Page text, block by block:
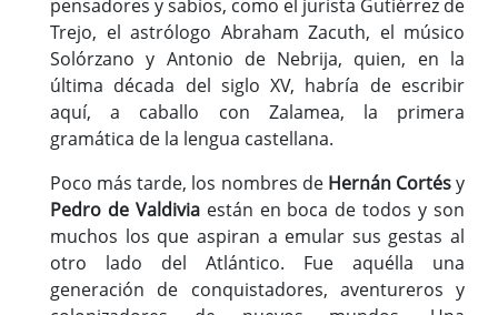
pensadores y sabios, como el jurista Gutiérrez de
Trejo, el astrólogo Abraham Zacuth, el músico
Solórzano y Antonio de Nebrija, quien, en la
última década del siglo XV, habría de escribir
aquí, a caballo con Zalamea, la primera
gramática de la lengua castellana.
Poco más tarde, los nombres de Hernán Cortésy
Pedro de Valdiviaestán en boca de todos y son
muchos los que aspiran a emular sus gestas al
otro lado del Atlántico. Fue aquélla una
generación de conquistadores, aventureros y